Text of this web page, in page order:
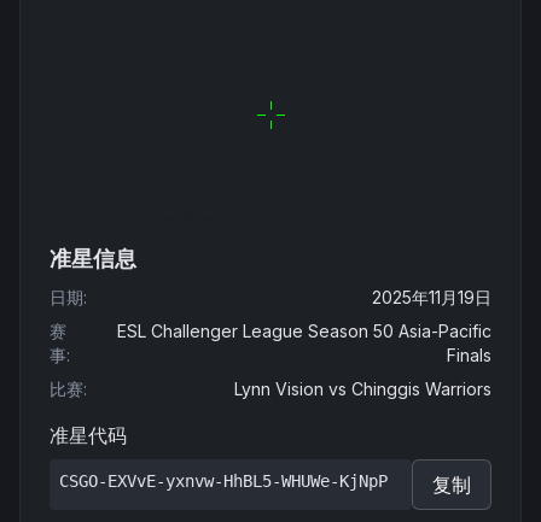
准星信息
日期:
2025年11月19日
赛
事:
ESL Challenger League Season 50 Asia-Pacific
Finals
比赛: Lynn Vision vs Chinggis Warriors
准星代码
CSGO-EXVvE-yxnvw-HhBL5-WHUWe-KjNpP 复制